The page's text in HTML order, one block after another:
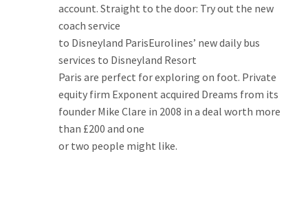
account. Straight to the door: Try out the new
coach service
to Disneyland ParisEurolines’ new daily bus
services to Disneyland Resort
Paris are perfect for exploring on foot. Private
equity firm Exponent acquired Dreams from its
founder Mike Clare in 2008 in a deal worth more
than £200 and one
or two people might like.